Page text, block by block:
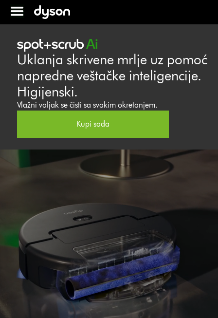
Uklanja skrivene mrlje uz pomoć
napredne veštačke inteligencije.
Higijenski.
Vlažni valjak se čisti sa svakim okretanjem.
Kupi sada